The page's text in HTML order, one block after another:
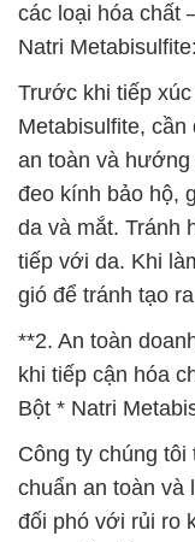
các loại hóa chất
Natri
Trước khi tiếp
Metabisulfite, cần
an toàn và
đeo kính bảo hộ,
da và mắt. Tránh
tiếp với da. Khi
gió để tránh tạo
**2. An toàn
khi tiếp cận hóa
Bột * Natri
Công ty chúng tôi
chuẩn an toàn và
đối phó với rủi ro